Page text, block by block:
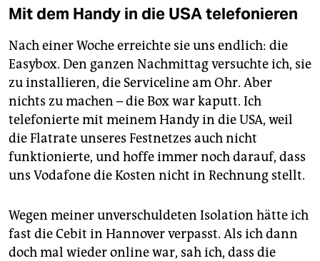
Mit dem Handy in die USA telefonieren
Nach einer Woche erreichte sie uns endlich: die
Easybox. Den ganzen Nachmittag versuchte ich, sie
zu installieren, die Serviceline am Ohr. Aber
nichts zu machen – die Box war kaputt. Ich
telefonierte mit meinem Handy in die USA, weil
die Flatrate unseres Festnetzes auch nicht
funktionierte, und hoffe immer noch darauf, dass
uns Vodafone die Kosten nicht in Rechnung stellt.
Wegen meiner unverschuldeten Isolation hätte ich
fast die Cebit in Hannover verpasst. Als ich dann
doch mal wieder online war, sah ich, dass die